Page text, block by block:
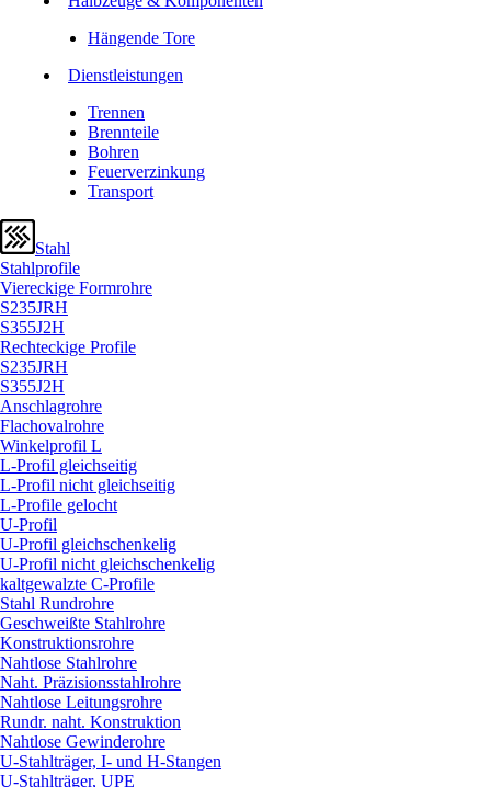
Hängende Tore
Dienstleistungen
Trennen
Brennteile
Bohren
Feuerverzinkung
Transport
Stahl
Stahlprofile
Viereckige Formrohre
S235JRH
S355J2H
Rechteckige Profile
S235JRH
S355J2H
Anschlagrohre
Flachovalrohre
Winkelprofil L
L-Profil gleichseitig
L-Profil nicht gleichseitig
L-Profile gelocht
U-Profil
U-Profil gleichschenkelig
U-Profil nicht gleichschenkelig
kaltgewalzte C-Profile
Stahl Rundrohre
Geschweißte Stahlrohre
Konstruktionsrohre
Nahtlose Stahlrohre
Naht. Präzisionsstahlrohre
Nahtlose Leitungsrohre
Rundr. naht. Konstruktion
Nahtlose Gewinderohre
U-Stahlträger, I- und H-Stangen
U-Stahlträger, UPE